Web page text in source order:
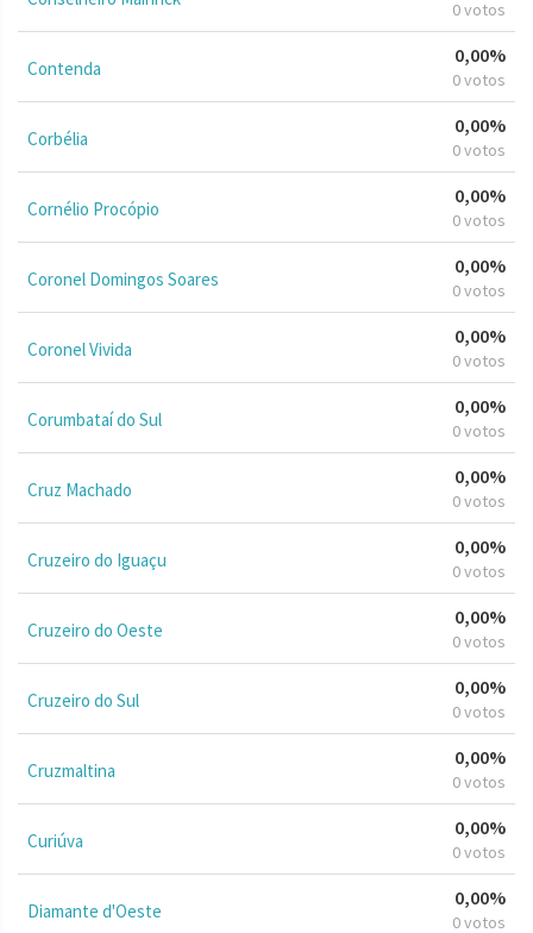
0 votos
Contenda
0,00%
0 votos
Corbélia
0,00%
0 votos
Cornélio Procópio
0,00%
0 votos
Coronel Domingos Soares
0,00%
0 votos
Coronel Vivida
0,00%
0 votos
Corumbataí do Sul
0,00%
0 votos
Cruz Machado
0,00%
0 votos
Cruzeiro do Iguaçu
0,00%
0 votos
Cruzeiro do Oeste
0,00%
0 votos
Cruzeiro do Sul
0,00%
0 votos
Cruzmaltina
0,00%
0 votos
Curiúva
0,00%
0 votos
Diamante d'Oeste
0,00%
0 votos